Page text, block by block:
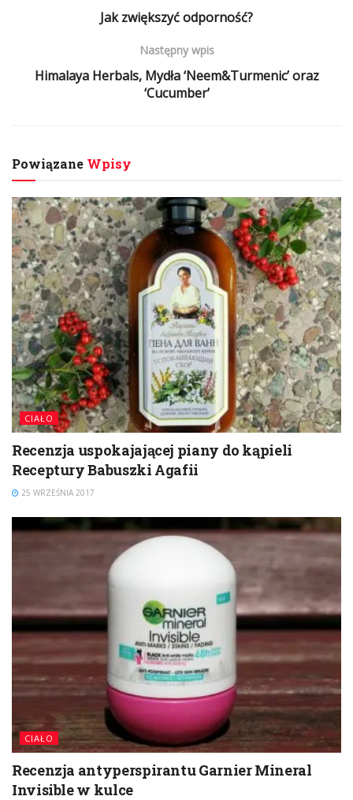
Jak zwiększyć odporność?
Następny wpis
Himalaya Herbals, Mydła ‘Neem&Turmenic’ oraz
‘Cucumber’
Powiązane Wpisy
CIAŁO
Recenzja uspokajającej piany do kąpieli
Receptury Babuszki Agafii
25 WRZEŚNIA 2017
CIAŁO
Recenzja antyperspirantu Garnier Mineral
Invisible w kulce